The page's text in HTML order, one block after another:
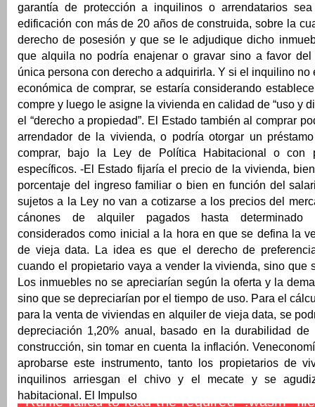
garantía de protección a inquilinos o arrendatarios
edificación con más de 20 años de construida, sobre la
derecho de posesión y que se le adjudique dicho
que alquila no podría enajenar o gravar sino a favor
única persona con derecho a adquirirla. Y si el inquilino no
económica de comprar, se estaría considerando
compre y luego le asigne la vivienda en calidad de “uso y
el “derecho a propiedad”. El Estado también al comprar
arrendador de la vivienda, o podría otorgar un
comprar, bajo la Ley de Política Habitacional o con
específicos. -El Estado fijaría el precio de la vivienda,
porcentaje del ingreso familiar o bien en función del
sujetos a la Ley no van a cotizarse a los precios del
cánones de alquiler pagados hasta determinado
considerados como inicial a la hora en que se defina la
de vieja data. La idea es que el derecho de
cuando el propietario vaya a vender la vivienda, sino que
Los inmuebles no se apreciarían según la oferta y la
sino que se depreciarían por el tiempo de uso. Para el
para la venta de viviendas en alquiler de vieja data, se
depreciación 1,20% anual, basado en la durabilidad de
construcción, sin tomar en cuenta la inflación.
aprobarse este instrumento, tanto los propietarios de
inquilinos arriesgan el chivo y el mecate y se
habitacional. El Impulso